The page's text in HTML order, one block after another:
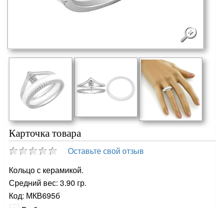
Карточка товара
Оставьте свой отзыв
Кольцо с керамикой.
Средний вес: 3.90 гр.
Код: МКВ695б